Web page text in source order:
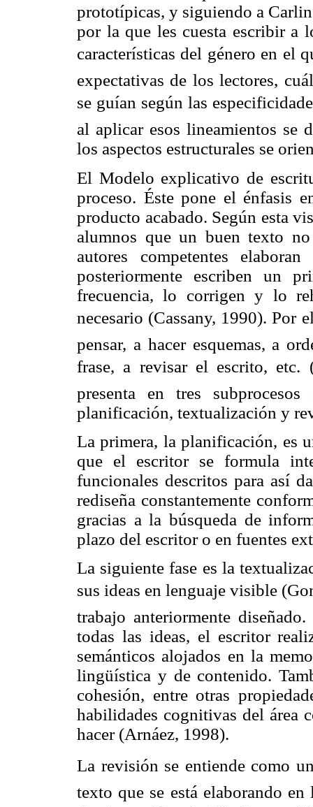
prototípicas, y siguiendo a
por la que les cuesta escribir a
características del género en el
expectativas de los lectores,
se guían según las
al aplicar esos lineamientos se
los aspectos estructurales se
El Modelo explicativo de
proceso. Éste pone el énfasis
producto acabado. Según esta
alumnos que un buen texto
autores competentes
posteriormente escriben un
frecuencia, lo corrigen y lo
necesario (Cassany, 1990). Por
pensar, a hacer esquemas, a
frase, a revisar el escrito,
presenta en tres
planificación, textualización y
La primera, la planificación, es
que el escritor se formula
funcionales descritos para así
rediseña constantemente
gracias a la búsqueda de
plazo del escritor o en fuentes
La siguiente fase es la
sus ideas en lenguaje visible
trabajo anteriormente
todas las ideas, el escritor
semánticos alojados en la
lingüística y de contenido.
cohesión, entre otras
habilidades cognitivas del área
hacer (Arnáez, 1998).
La revisión se entiende como
texto que se está elaborando